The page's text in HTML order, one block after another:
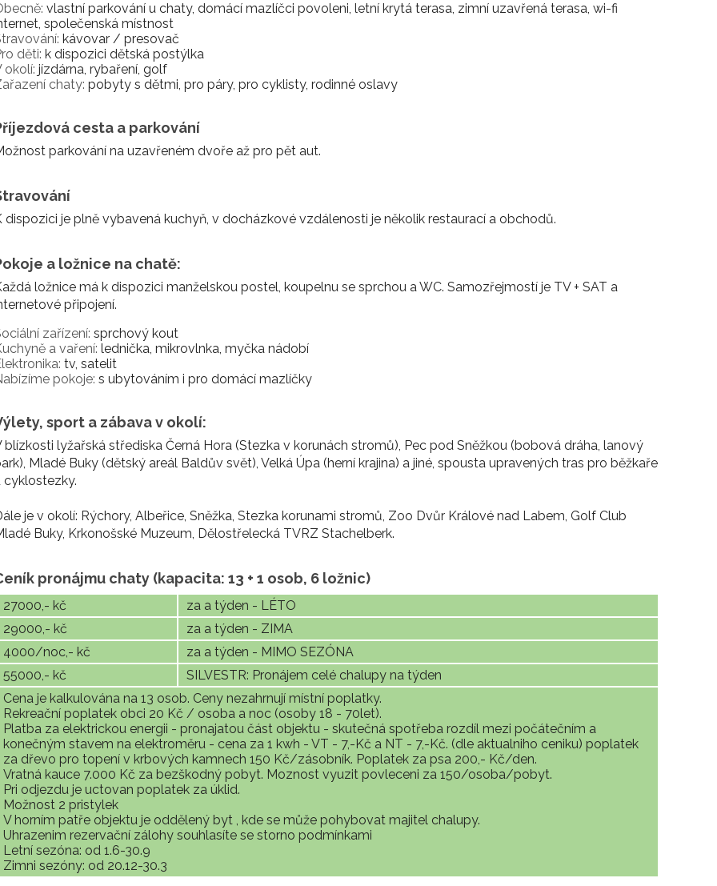
vlastní parkování u chaty, domácí mazlíčci povoleni, letní krytá terasa, zimní uzavřená terasa, wi-fi
společenská místnost
kávovar / presovač
děti: k dispozici dětská postýlka
okolí: jízdárna, rybaření, golf
chaty: pobyty s dětmi, pro páry, pro cyklisty, rodinné oslavy
cesta a parkování
parkování na uzavřeném dvoře až pro pět aut.
dispozici je plně vybavená kuchyň, v docházkové vzdálenosti je několik restaurací a obchodů.
a ložnice na chatě:
ložnice má k dispozici manželskou postel, koupelnu se sprchou a WC. Samozřejmostí je TV + SAT a
připojení.
zařízení: sprchový kout
a vaření: lednička, mikrovlnka, myčka nádobí
tv, satelit
pokoje: s ubytováním i pro domácí mazlíčky
sport a zábava v okolí:
blízkosti lyžařská střediska Černá Hora (Stezka v korunách stromů), Pec pod Sněžkou (bobová dráha, lanový
Mladé Buky (dětský areál Baldův svět), Velká Úpa (herní krajina) a jiné, spousta upravených tras pro běžkaře
cyklostezky.
je v okolí: Rýchory, Albeřice, Sněžka, Stezka korunami stromů, Zoo Dvůr Králové nad Labem, Golf Club
Buky, Krkonošské Muzeum, Dělostřelecká TVRZ Stachelberk.
pronájmu chaty (kapacita: 13 + 1 osob, 6 ložnic)
27000,- kč
za a týden - LÉTO
29000,- kč
za a týden - ZIMA
4000/noc,- kč
za a týden - MIMO SEZÓNA
55000,- kč
SILVESTR: Pronájem celé chalupy na týden
Cena je kalkulována na 13 osob. Ceny nezahrnují místní poplatky.
Rekreační poplatek obci 20 Kč / osoba a noc (osoby 18 - 70let).
Platba za elektrickou energii - pronajatou část objektu - skutečná spotřeba rozdíl mezi počátečním a
konečným stavem na elektroměru - cena za 1 kwh - VT - 7,-Kč a NT - 7,-Kč. (dle aktualniho ceniku) poplatek
za dřevo pro topení v krbových kamnech 150 Kč/zásobník. Poplatek za psa 200,- Kč/den.
Vratná kauce 7.000 Kč za bezškodný pobyt. Moznost vyuzit povleceni za 150/osoba/pobyt.
Pri odjezdu je uctovan poplatek za úklid.
Možnost 2 pristylek
V horním patře objektu je oddělený byt , kde se může pohybovat majitel chalupy.
Uhrazenim rezervační zálohy souhlasíte se storno podmínkami
Letní sezóna: od 1.6-30.9
Zimni sezóny: od 20.12-30.3